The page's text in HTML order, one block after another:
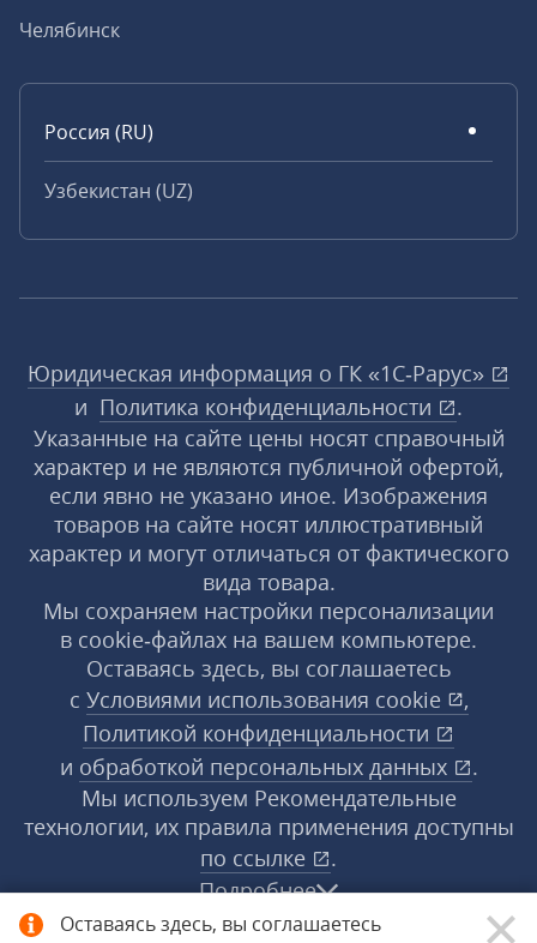
Оставаясь здесь, вы соглашаетесь
Челябинск
Россия (RU)
Узбекистан (UZ)
Юридическая информация о ГК «1С‑Рарус»
и Политика конфиденциальности
.
Указанные на сайте цены носят справочный
характер и не являются публичной офертой,
если явно не указано иное. Изображения
товаров на сайте носят иллюстративный
характер и могут отличаться от фактического
вида товара.
Мы сохраняем настройки персонализации
в cookie‑файлах на вашем компьютере.
Оставаясь здесь, вы соглашаетесь
с Условиями использования cookie
,
Политикой конфиденциальности
и обработкой персональных данных
.
Мы используем Рекомендательные
технологии, их правила применения доступны
по ссылке
.
Подробнее